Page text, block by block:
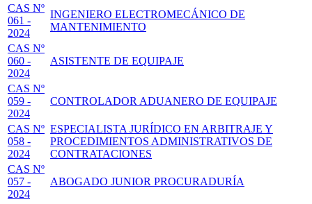
CAS Nº
061 -
2024
INGENIERO ELECTROMECÁNICO DE
MANTENIMIENTO
CAS Nº
060 -
2024
ASISTENTE DE EQUIPAJE
CAS Nº
059 -
2024
CONTROLADOR ADUANERO DE EQUIPAJE
CAS Nº
058 -
2024
ESPECIALISTA JURÍDICO EN ARBITRAJE Y
PROCEDIMIENTOS ADMINISTRATIVOS DE
CONTRATACIONES
CAS Nº
057 -
2024
ABOGADO JUNIOR PROCURADURÍA